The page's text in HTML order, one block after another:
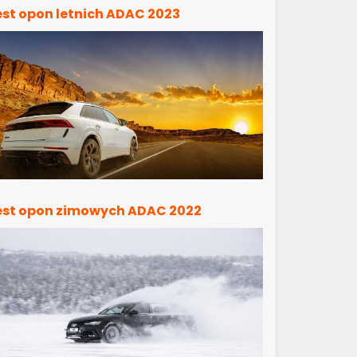
opon letnich ADAC 2023
opon zimowych ADAC 2022